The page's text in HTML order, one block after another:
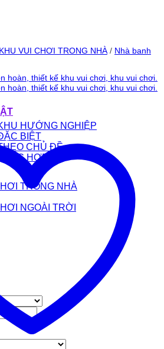
HƯỚNG NGHIỆP
BIỆT
CHỦ ĐỀ
HỢP
TRONG NHÀ
NGOÀI TRỜI
KHU VUI CHƠI TRONG NHÀ / Nhà banh